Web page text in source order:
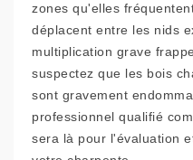
zones qu'elles
déplacent entre les nids
multiplication grave
suspectez que les bois
sont gravement
professionnel qualifié
sera là pour l'évaluation